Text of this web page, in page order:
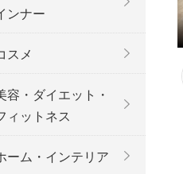
ンナー
スメ
容・ダイエット・
ィットネス
ーム・インテリア